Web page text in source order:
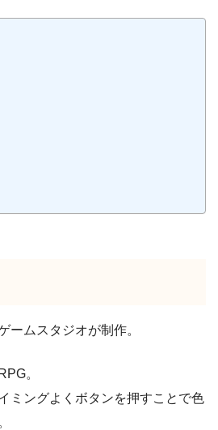
ームスタジオが制作。
。
ミングよくボタンを押すことで色